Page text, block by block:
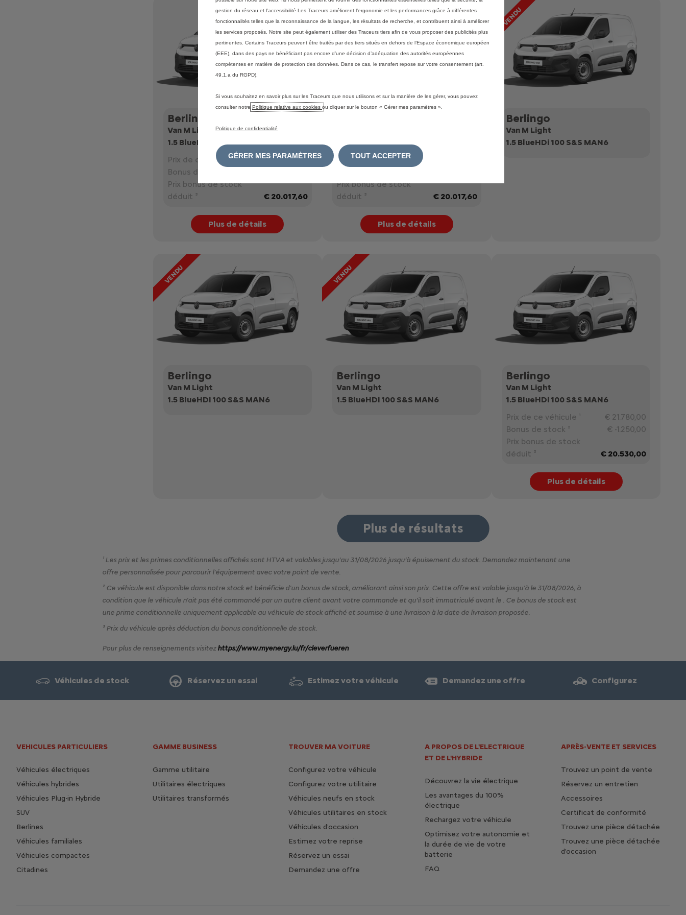
Berlingo
Van M Light
1.5 BlueHDi 100 S&S MAN6
Prix de ce véhicule ¹
€ 22.017,60
Bonus de stock ²
Prix bonus de stock
déduit ³
€ 20.017,60
Plus de détails
1.5 BlueHDi 100 S&S MAN6
Prix de ce véhicule ¹
Prix bonus de stock
déduit ³
€ 20.017,60
Plus de détails
Berlingo
Van M Light
1.5 BlueHDi 100 S&S MAN6
Berlingo
Van M Light
1.5 BlueHDi 100 S&S MAN6
Berlingo
Van M Light
1.5 BlueHDi 100 S&S MAN6
Berlingo
Van M Light
1.5 BlueHDi 100 S&S MAN6
Prix de ce véhicule ¹
€ 21.780,00
Bonus de stock ²
€ -1.250,00
Prix bonus de stock
déduit ³
€ 20.530,00
Plus de détails
Plus de résultats
¹ Les prix et les primes conditionnelles affichés sont HTVA et valables jusqu’au 31/08/2026 jusqu’à épuisement du stock. Demandez maintenant une
offre personnalisée pour parcourir l'équipement avec votre point de vente.
² Ce véhicule est disponible dans notre stock et bénéficie d'un bonus de stock, améliorant ainsi son prix. Cette offre est valable jusqu'à le 31/08/2026, à
condition que le véhicule n'ait pas été commandé par un autre client avant votre commande et qu’il soit immatriculé avant le . Ce bonus de stock est
une prime conditionnelle uniquement applicable au véhicule de stock affiché et soumise à une livraison à la date de livraison proposée.
³ Prix du véhicule après déduction du bonus conditionnelle de stock.
Pour plus de renseignements visitezhttps://www.myenergy.lu/fr/cleverfueren
Véhicules de stock Réservez un essai Estimez votre véhicule Demandez une offre Configurez
VEHICULES PARTICULIERS
Véhicules électriques
Véhicules hybrides
Véhicules Plug-in Hybride
SUV
Berlines
Véhicules familiales
Véhicules compactes
Citadines
GAMME BUSINESS
Gamme utilitaire
Utilitaires électriques
Utilitaires transformés
TROUVER MA VOITURE
Configurez votre véhicule
Configurez votre utilitaire
Véhicules neufs en stock
Véhicules utilitaires en stock
Véhicules d'occasion
Estimez votre reprise
Réservez un essai
Demandez une offre
A PROPOS DE L'ELECTRIQUE
ET DE L'HYBRIDE
Découvrez la vie électrique
Les avantages du 100%
électrique
Rechargez votre véhicule
Optimisez votre autonomie et
la durée de vie de votre
batterie
FAQ
APRÈS-VENTE ET SERVICES
Trouvez un point de vente
Réservez un entretien
Accessoires
Certificat de conformité
Trouvez une pièce détachée
Trouvez une pièce détachée
d'occasion
gestion du réseau et l’accessibilité.Les Traceurs améliorent l’ergonomie et les performances grâce à différentes
fonctionnalités telles que la reconnaissance de la langue, les résultats de recherche, et contribuent ainsi à améliorer
les services proposés. Notre site peut également utiliser des Traceurs tiers afin de vous proposer des publicités plus
pertinentes. Certains Traceurs peuvent être traités par des tiers situés en dehors de l’Espace économique européen
(EEE), dans des pays ne bénéficiant pas encore d’une décision d’adéquation des autorités européennes
compétentes en matière de protection des données. Dans ce cas, le transfert repose sur votre consentement (art.
49.1.a du RGPD).
Si vous souhaitez en savoir plus sur les Traceurs que nous utilisons et sur la manière de les gérer, vous pouvez
consulter notre Politique relative aux cookies ou cliquer sur le bouton « Gérer mes paramètres ».
Politique de confidentialité
GÉRER MES PARAMÈTRES TOUT ACCEPTER